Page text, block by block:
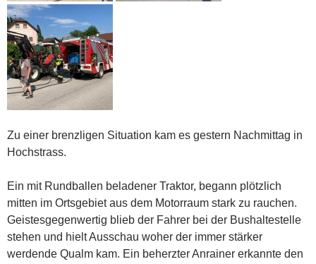
Zu einer brenzligen Situation kam es gestern Nachmittag in
Hochstrass.
Ein mit Rundballen beladener Traktor, begann plötzlich
mitten im Ortsgebiet aus dem Motorraum stark zu rauchen.
Geistesgegenwertig blieb der Fahrer bei der Bushaltestelle
stehen und hielt Ausschau woher der immer stärker
werdende Qualm kam. Ein beherzter Anrainer erkannte den